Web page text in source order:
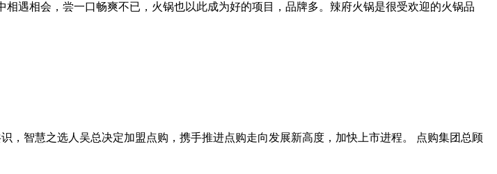
遇相会，尝一口畅爽不已，火锅也以此成为好的项目，品牌多。辣府火锅是很受欢迎的火锅品
，智慧之选人吴总决定加盟点购，携手推进点购走向发展新高度，加快上市进程。 点购集团总顾